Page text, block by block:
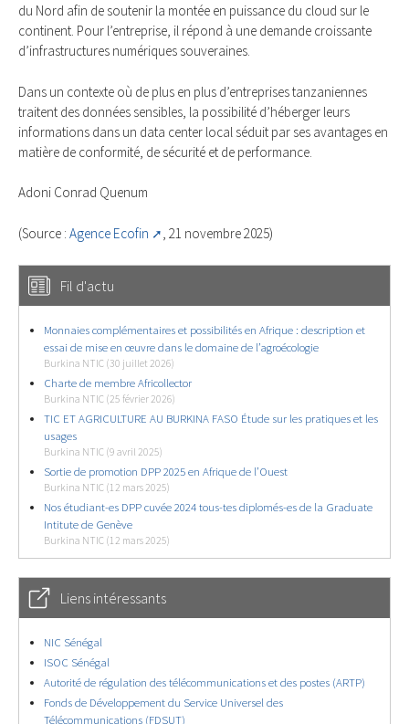
du Nord afin de soutenir la montée en puissance du cloud sur le
continent. Pour l’entreprise, il répond à une demande croissante
d’infrastructures numériques souveraines.
Dans un contexte où de plus en plus d’entreprises tanzaniennes
traitent des données sensibles, la possibilité d’héberger leurs
informations dans un data center local séduit par ses avantages en
matière de conformité, de sécurité et de performance.
Adoni Conrad Quenum
(Source : Agence Ecofin , 21 novembre 2025)
Fil d'actu
Monnaies complémentaires et possibilités en Afrique : description et
essai de mise en œuvre dans le domaine de l’agroécologie
Burkina NTIC (30 juillet 2026)
Charte de membre Africollector
Burkina NTIC (25 février 2026)
TIC ET AGRICULTURE AU BURKINA FASO Étude sur les pratiques et les
usages
Burkina NTIC (9 avril 2025)
Sortie de promotion DPP 2025 en Afrique de l’Ouest
Burkina NTIC (12 mars 2025)
Nos étudiant-es DPP cuvée 2024 tous-tes diplomés-es de la Graduate
Intitute de Genève
Burkina NTIC (12 mars 2025)
Liens intéressants
NIC Sénégal
ISOC Sénégal
Autorité de régulation des télécommunications et des postes (ARTP)
Fonds de Développement du Service Universel des
Télécommunications (FDSUT)